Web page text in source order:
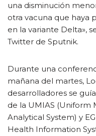
una disminución
otra vacuna que haya
en la variante Delta»,
Twitter de Sputnik.
Durante una
mañana del martes,
desarrolladores se
de la UMIAS (Uniform
Analytical System) y
Health Information